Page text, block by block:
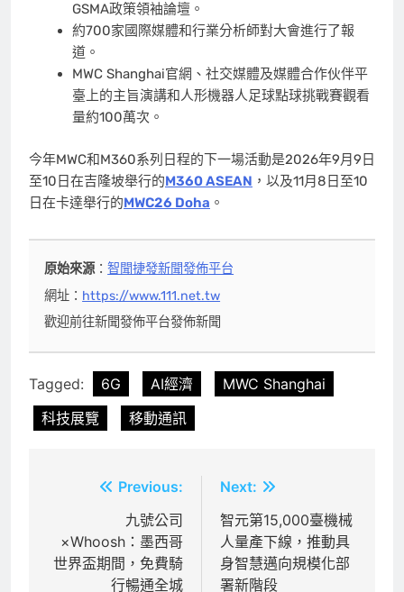
GSMA政策領袖論壇。
約700家國際媒體和行業分析師對大會進行了報
道。
MWC Shanghai官網、社交媒體及媒體合作伙伴平
臺上的主旨演講和人形機器人足球點球挑戰賽觀看
量約100萬次。
今年MWC和M360系列日程的下一場活動是2026年9月9日
至10日在吉隆坡舉行的M360 ASEAN ，以及11月8日至10
日在卡達舉行的MWC26 Doha 。
原始來源：智聞捷發新聞發佈平台
網址： https://www.111.net.tw
歡迎前往新聞發佈平台發佈新聞
Tagged: 6G AI經濟
MWC Shanghai
科技展覽
移動通訊
導
Previous:
九號公司
×Whoosh：墨西哥
世界盃期間，免費騎
行暢通全城
Next:
智元第15,000臺機械
人量產下線，推動具
身智慧邁向規模化部
署新階段